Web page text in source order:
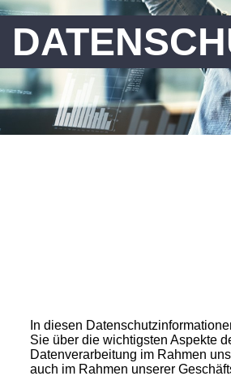
In diesen
Sie über die wichtigsten Aspekte
Datenverarbeitung im Rahmen
auch im Rahmen unserer